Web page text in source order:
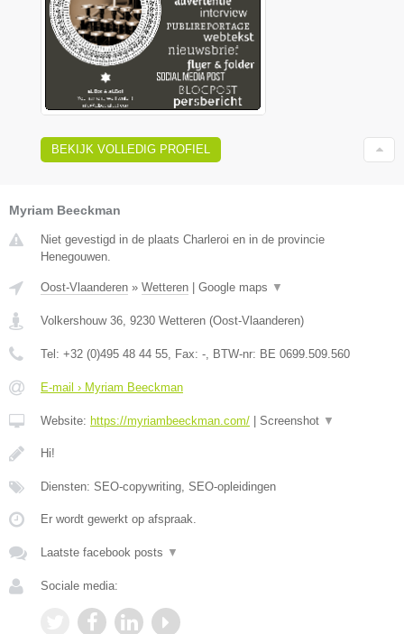
BEKIJK VOLLEDIG PROFIEL
Myriam Beeckman
Niet gevestigd in de plaats Charleroi en in de provincie
Henegouwen.
Oost-Vlaanderen » Wetteren Google maps ▼
Volkershouw 36 9230 Wetteren (Oost-Vlaanderen)
Tel: +32 (0)495 48 44 55 , Fax: - , BTW-nr: BE 0699.509.560
E-mail › Myriam Beeckman
Website: https://myriambeeckman.com/ Screenshot ▼
Hi!
Diensten: SEO-copywriting, SEO-opleidingen
Er wordt gewerkt op afspraak.
Laatste facebook posts ▼
Sociale media: